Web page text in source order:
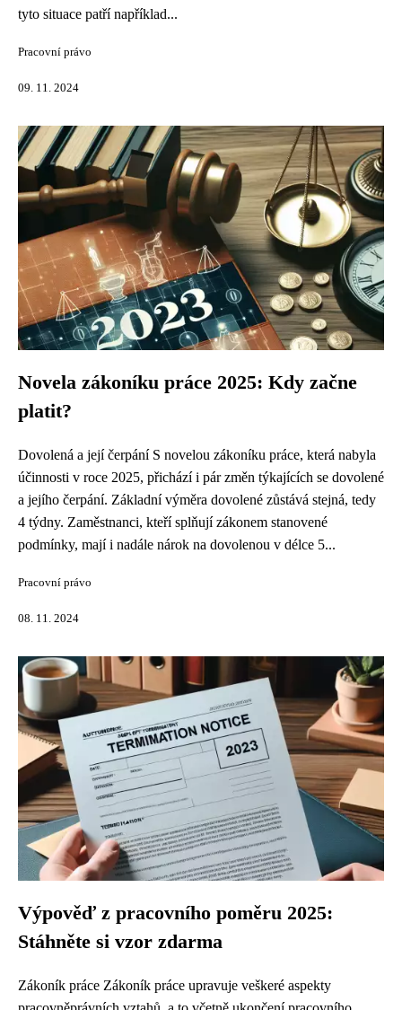
tyto situace patří například...
Pracovní právo
09. 11. 2024
Novela zákoníku práce 2025: Kdy začne
platit?
Dovolená a její čerpání S novelou zákoníku práce, která nabyla
účinnosti v roce 2025, přichází i pár změn týkajících se dovolené
a jejího čerpání. Základní výměra dovolené zůstává stejná, tedy
4 týdny. Zaměstnanci, kteří splňují zákonem stanovené
podmínky, mají i nadále nárok na dovolenou v délce 5...
Pracovní právo
08. 11. 2024
Výpověď z pracovního poměru 2025:
Stáhněte si vzor zdarma
Zákoník práce Zákoník práce upravuje veškeré aspekty